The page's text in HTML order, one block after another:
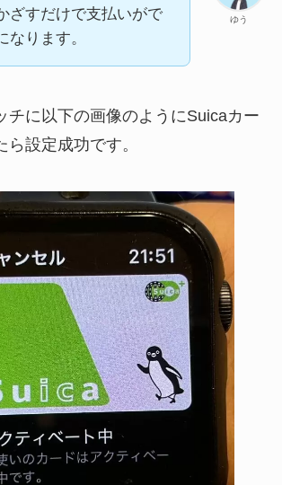
ゆう
ざすだけで支払いがで
なります。
チに以下の画像のようにSuicaカー
ら設定成功です。